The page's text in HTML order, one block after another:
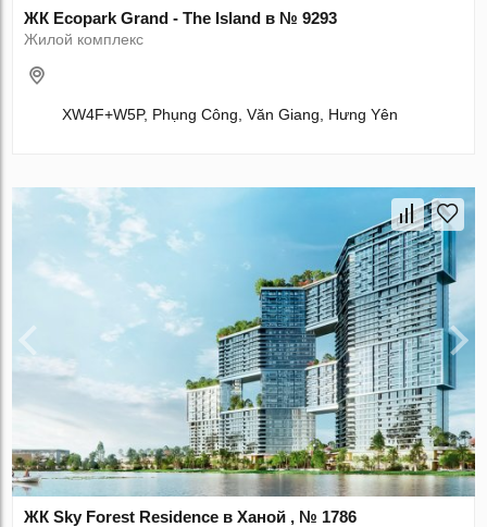
ЖК Ecopark Grand - The Island в № 9293
Жилой комплекс
XW4F+W5P, Phụng Công, Văn Giang, Hưng Yên
ЖК Sky Forest Residence в Ханой , № 1786